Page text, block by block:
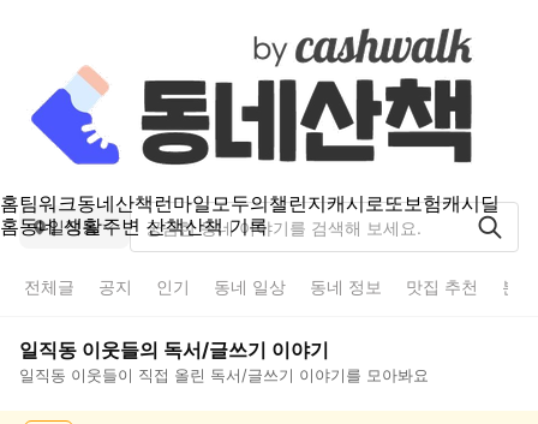
홈팀워크동네산책런마일모두의챌린지캐시로또보험캐시딜
홈동네 생활주변 산책산책 기록
일직동
전체글 공지 인기 동네 일상 동네 정보 맛집 추천 분
일직동 이웃들의 독서/글쓰기 이야기
일직동 이웃들이 직접 올린 독서/글쓰기 이야기를 모아봐요